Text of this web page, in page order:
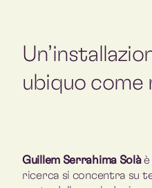
ubiquo come
Guillem Serrahima Solàè
ricerca si concentra su